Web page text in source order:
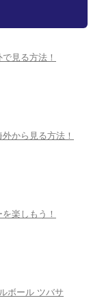
見る方法！
から見る方法！
楽しもう！
ボール ツバサ